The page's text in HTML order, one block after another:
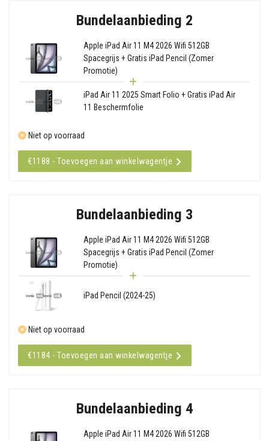
Bundelaanbieding 2
Apple iPad Air 11 M4 2026 Wifi 512GB
Spacegrijs + Gratis iPad Pencil (Zomer
Promotie)
iPad Air 11 2025 Smart Folio + Gratis iPad Air
11 Beschermfolie
Niet op voorraad
€1188 - Toevoegen aan winkelwagentje
Bundelaanbieding 3
Apple iPad Air 11 M4 2026 Wifi 512GB
Spacegrijs + Gratis iPad Pencil (Zomer
Promotie)
iPad Pencil (2024-25)
Niet op voorraad
€1184 - Toevoegen aan winkelwagentje
Bundelaanbieding 4
Apple iPad Air 11 M4 2026 Wifi 512GB